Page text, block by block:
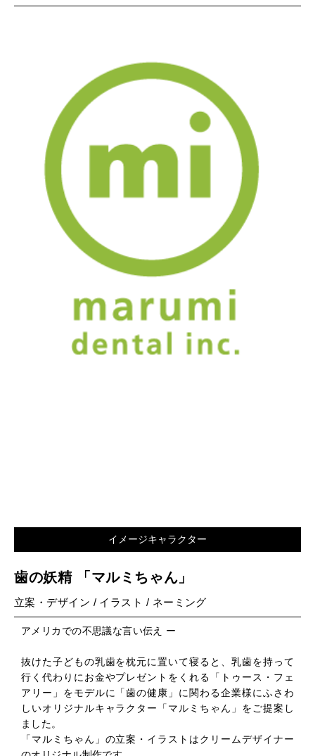
イメージキャラクター
歯の妖精 「マルミちゃん」
立案・デザイン / イラスト / ネーミング
アメリカでの不思議な言い伝え ー
抜けた子どもの乳歯を枕元に置いて寝ると、乳歯を持って
行く代わりにお金やプレゼントをくれる「トゥース・フェ
アリー」をモデルに「歯の健康」に関わる企業様にふさわ
しいオリジナルキャラクター「マルミちゃん」をご提案し
ました。
「マルミちゃん」の立案・イラストはクリームデザイナー